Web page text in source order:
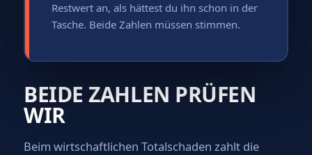
Restwert an, als hättest du ihn schon in der
Tasche. Beide Zahlen müssen stimmen.
BEIDE ZAHLEN PRÜFEN
WIR
Beim wirtschaftlichen Totalschaden zahlt die